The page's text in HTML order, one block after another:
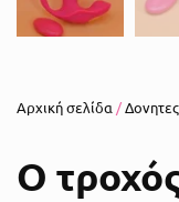
Αρχική σελίδα /Δονητες
Ο